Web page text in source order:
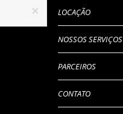
× LOCAÇÃO
NOSSOS SERVIÇOS
PARCEIROS
CONTATO